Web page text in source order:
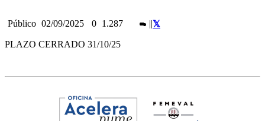
Público 02/09/2025 0 1.287 ||
PLAZO CERRADO 31/10/25